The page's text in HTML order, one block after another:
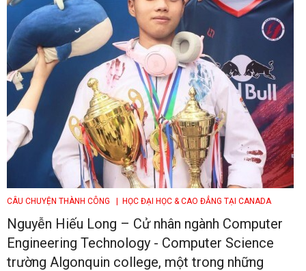
CÂU CHUYỆN THÀNH CÔNG | HỌC ĐẠI HỌC & CAO ĐẲNG TẠI CANADA
Nguyễn Hiếu Long – Cử nhân ngành Computer
Engineering Technology - Computer Science
trường Algonquin college, một trong những